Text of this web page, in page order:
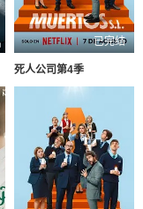
已完结
死人公司第4季